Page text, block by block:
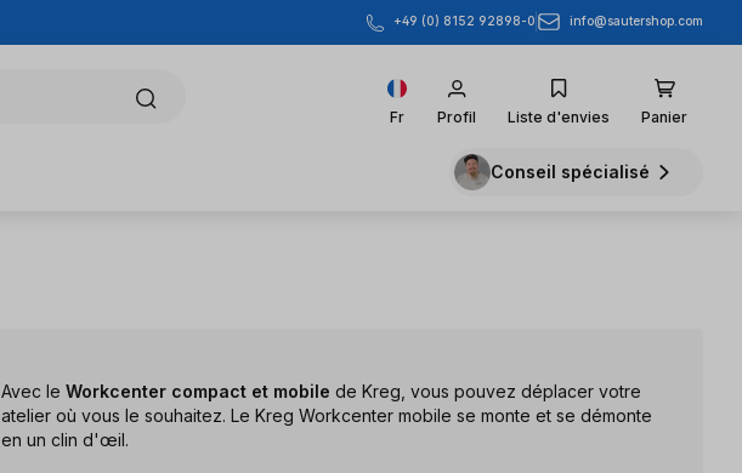
+49 (0) 8152 92898-0 info@sautershop.com
Fr Profil Liste d'envies Panier
Conseil spécialisé
Avec le Workcenter compact et mobile de Kreg, vous pouvez déplacer votre
atelier où vous le souhaitez. Le Kreg Workcenter mobile se monte et se démonte
en un clin d'œil.